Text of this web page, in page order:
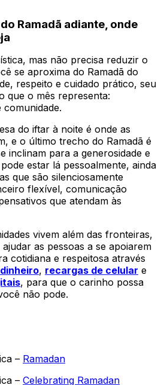
Ramadã adiante, onde
mas não precisa reduzir o
se aproxima do Ramadã do
respeito e cuidado prático, seu
que o mês representa:
do iftar à noite é onde as
e o último trecho do Ramadã é
inclinam para a generosidade e
estar lá pessoalmente, ainda
que são silenciosamente
flexível, comunicação
que atendam às
vivem além das fronteiras,
as pessoas a se apoiarem
cotidiana e respeitosa através
, recargas de celular e
, para que o carinho possa
não pode.
– Ramadan
– Celebrating Ramadan